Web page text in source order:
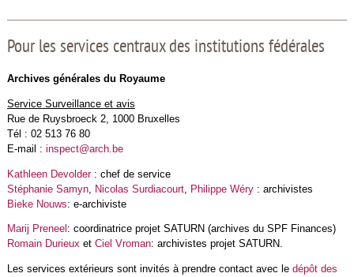
Pour les services centraux des institutions fédérales
Archives générales du Royaume
Service Surveillance et avis
Rue de Ruysbroeck 2, 1000 Bruxelles
Tél : 02 513 76 80
E-mail : inspect@arch.be
Kathleen Devolder: chef de service
Stéphanie Samyn, Nicolas Surdiacourt, Philippe Wéry: archivistes
Bieke Nouws: e-archiviste
Marij Preneel : coordinatrice projet SATURN (archives du SPF Finances)
Romain Durieux et Ciel Vroman: archivistes projet SATURN.
Les services extérieurs sont invités à prendre contact avec le dépôt des